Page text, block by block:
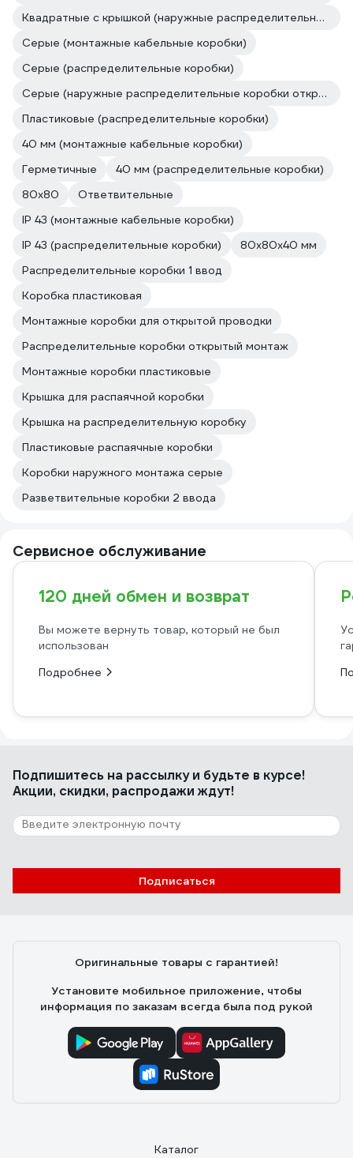
Квадратные с крышкой (наружные распределительные коробки открытой установки)
Серые (монтажные кабельные коробки)
Серые (распределительные коробки)
Серые (наружные распределительные коробки открытой установки)
Пластиковые (распределительные коробки)
40 мм (монтажные кабельные коробки)
Герметичные
40 мм (распределительные коробки)
80х80
Ответвительные
IP 43 (монтажные кабельные коробки)
IP 43 (распределительные коробки)
80х80х40 мм
Распределительные коробки 1 ввод
Коробка пластиковая
Монтажные коробки для открытой проводки
Распределительные коробки открытый монтаж
Монтажные коробки пластиковые
Крышка для распаячной коробки
Крышка на распределительную коробку
Пластиковые распаячные коробки
Коробки наружного монтажа серые
Разветвительные коробки 2 ввода
Сервисное обслуживание
120 дней обмен и возврат
Вы можете вернуть товар, который не был
использован
Подробнее
Подпишитесь на рассылкуи будьте в курсе!
Акции, скидки, распродажи ждут!
Подписаться
Оригинальные товары с гарантией!
Установите мобильное приложение, чтобы
информация по заказам всегда была под рукой
Каталог